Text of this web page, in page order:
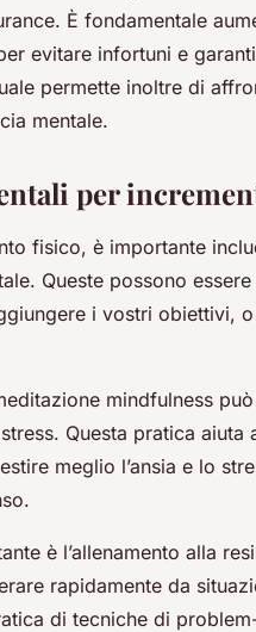
È fondamentale
evitare infortuni e
permette inoltre di
mentale.
per
fisico, è importante
Queste possono
i vostri obiettivi,
mindfulness
Questa pratica aiuta
meglio l’ansia e lo
è l’allenamento alla
rapidamente da
di tecniche di